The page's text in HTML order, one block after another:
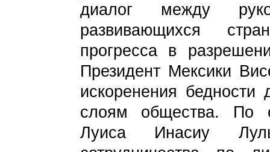
диалог между
развивающихся
прогресса в
Президент Мексики
искоренения
слоям общества. По
Луиса Инасиу